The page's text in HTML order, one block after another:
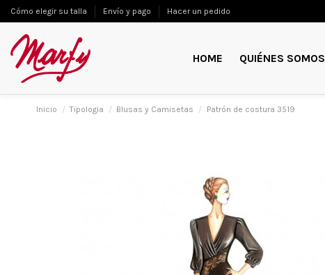
Cómo elegir su talla Envío y pago Hacer un pedido
HOME QUIÉNES SOMOS
Inicio Tipologia Blusas y Camisetas Patrón de costura 3519